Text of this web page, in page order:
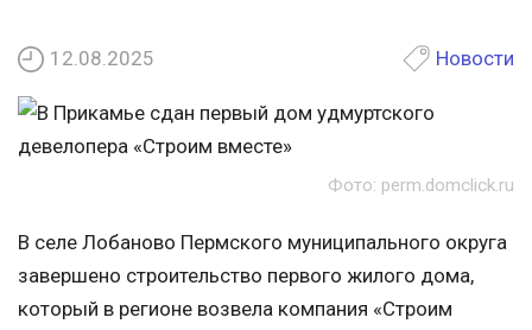
12.08.2025 Новости
Фото: perm.domclick.ru
В селе Лобаново Пермского муниципального округа
завершено строительство первого жилого дома,
который в регионе возвела компания «Строим